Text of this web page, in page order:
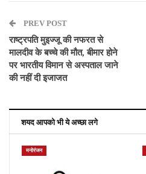
PREV POST
राष्ट्रपति मुइज्जू की नफरत से
मालदीव के बच्चे की मौत, बीमार होने
पर भारतीय विमान से अस्पताल जाने
की नहीं दी इजाजत
शयद आपको भी ये अच्छा लगे
मनोरंजन